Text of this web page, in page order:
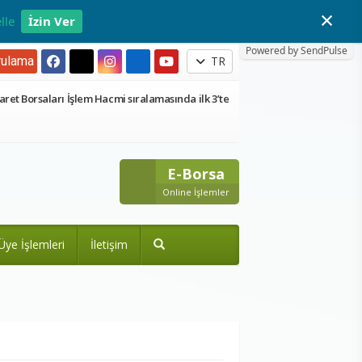
İzin Ver
Powered by SendPulse
×
TR
Borsaları İşlem Hacmi sıralamasında ilk 3’te
E-Borsa
Online İşlemler
İşlemleri İletişim